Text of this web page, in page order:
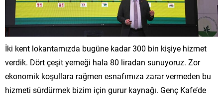
İki kent lokantamızda bugüne kadar 300 bin kişiye hizmet
verdik. Dört çeşit yemeği hala 80 liradan sunuyoruz. Zor
ekonomik koşullara rağmen esnafımıza zarar vermeden bu
hizmeti sürdürmek bizim için gurur kaynağı. Genç Kafe’de